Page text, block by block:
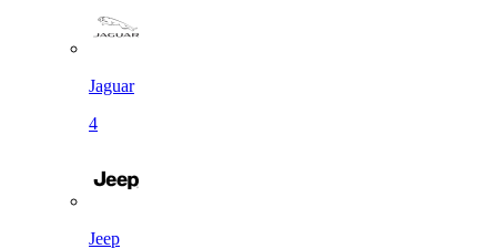
Jaguar
4
Jeep